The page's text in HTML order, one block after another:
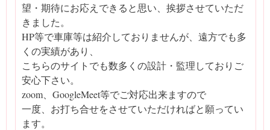
望・期待にお応えできると思い、挨拶させていただ
きました。
HP等で車庫等は紹介しておりませんが、遠方でも多
くの実績があり、
こちらのサイトでも数多くの設計・監理しておりご
安心下さい。
zoom、GoogleMeet等でご対応出来ますので
一度、お打ち合せをさせていただければと願ってい
ます。